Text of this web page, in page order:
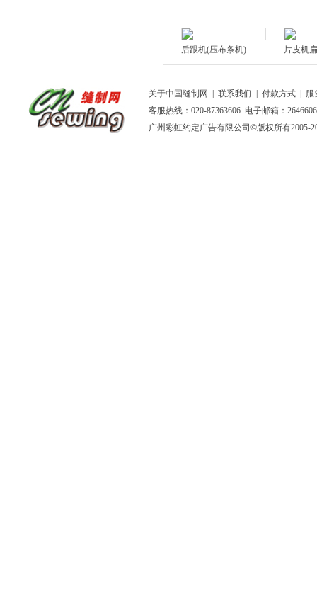
后跟机(压布条机).. 片皮机
关于中国缝制网 联系我们 付款方式
服
客服热线：020-87363606 电子邮箱：
广州彩虹约定广告有限公司 ©版权所有2005-